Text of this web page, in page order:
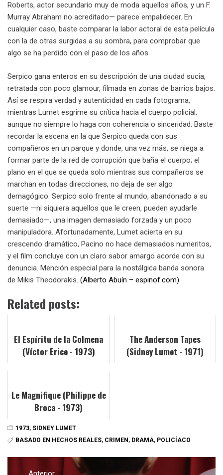
Roberts, actor secundario muy de moda aquellos años, y un F.
Murray Abraham no acreditado— parece empalidecer. En
cualquier caso, baste comparar la labor actoral de esta película
con la de otras surgidas a su sombra, para comprobar que
algo se ha perdido con el paso de los años.
Serpico gana enteros en su descripción de una ciudad sucia,
retratada con poco glamour, filmada en zonas de barrios bajos.
Así se respira verdad y autenticidad en cada fotograma,
mientras Lumet esgrime su crítica hacia el cuerpo policial,
aunque no siempre lo haga con coherencia o sinceridad. Baste
recordar la escena en la que Serpico queda con sus
compañeros en un parque y donde, una vez más, se niega a
formar parte de la red de corrupción que baña el cuerpo; el
plano en el que se queda solo mientras sus compañeros se
marchan en todas direcciones, no deja de ser algo
demagógico. Serpico solo frente al mundo, abandonado a su
suerte —ni siquiera aquellos que le creen, pueden ayudarle
demasiado—, una imagen demasiado forzada y un poco
manipuladora. Afortunadamente, Lumet acierta en su
crescendo dramático, Pacino no hace demasiados numeritos,
y el film concluye con un claro sabor amargo acorde con su
denuncia. Mención especial para la nostálgica banda sonora
de Mikis Theodorakis. (Alberto Abuín – espinof.com)
Related posts:
El Espíritu de la Colmena
(Víctor Erice - 1973)
The Anderson Tapes
(Sidney Lumet - 1971)
Le Magnifique (Philippe de
Broca - 1973)
1973, SIDNEY LUMET
BASADO EN HECHOS REALES, CRIMEN, DRAMA, POLICÍACO
Navegación